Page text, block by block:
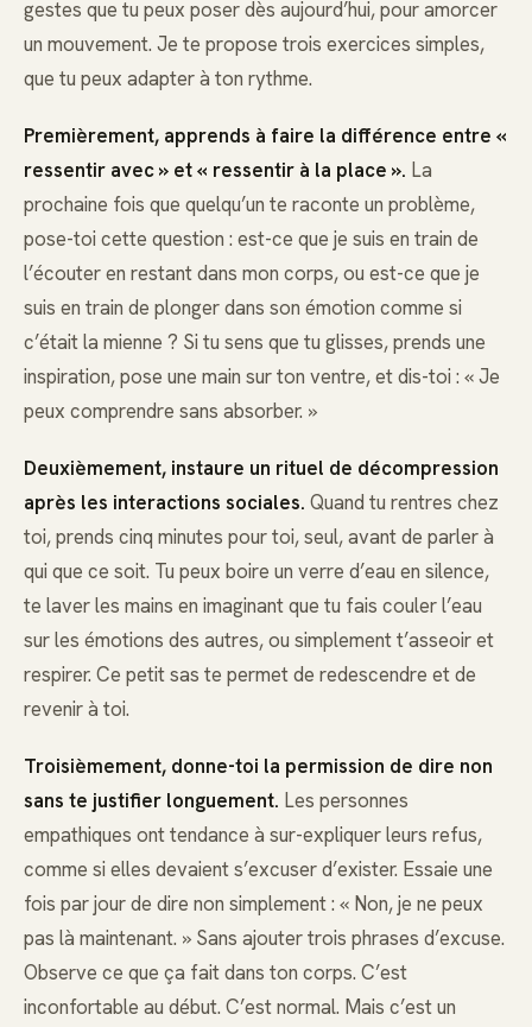
gestes que tu peux poser dès aujourd’hui, pour amorcer
un mouvement. Je te propose trois exercices simples,
que tu peux adapter à ton rythme.
Premièrement, apprends à faire la différence entre «
ressentir avec » et « ressentir à la place ». La
prochaine fois que quelqu’un te raconte un problème,
pose-toi cette question : est-ce que je suis en train de
l’écouter en restant dans mon corps, ou est-ce que je
suis en train de plonger dans son émotion comme si
c’était la mienne ? Si tu sens que tu glisses, prends une
inspiration, pose une main sur ton ventre, et dis-toi : « Je
peux comprendre sans absorber. »
Deuxièmement, instaure un rituel de décompression
après les interactions sociales. Quand tu rentres chez
toi, prends cinq minutes pour toi, seul, avant de parler à
qui que ce soit. Tu peux boire un verre d’eau en silence,
te laver les mains en imaginant que tu fais couler l’eau
sur les émotions des autres, ou simplement t’asseoir et
respirer. Ce petit sas te permet de redescendre et de
revenir à toi.
Troisièmement, donne-toi la permission de dire non
sans te justifier longuement. Les personnes
empathiques ont tendance à sur-expliquer leurs refus,
comme si elles devaient s’excuser d’exister. Essaie une
fois par jour de dire non simplement : « Non, je ne peux
pas là maintenant. » Sans ajouter trois phrases d’excuse.
Observe ce que ça fait dans ton corps. C’est
inconfortable au début. C’est normal. Mais c’est un